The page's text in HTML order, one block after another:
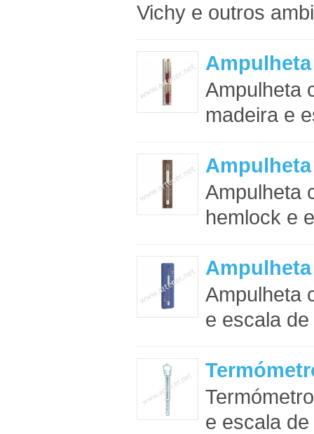
Vichy e outros
Ampulheta
madeira e
Ampulheta
hemlock e
Ampulheta
e escala
e escala